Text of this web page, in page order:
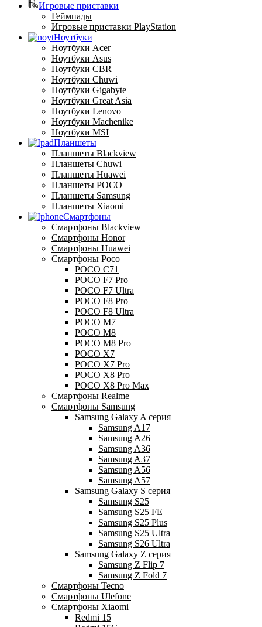
Игровые приставки
Геймпады
Игровые приставки PlayStation
Ноутбуки
Ноутбуки Acer
Ноутбуки Asus
Ноутбуки CBR
Ноутбуки Chuwi
Ноутбуки Gigabyte
Ноутбуки Great Asia
Ноутбуки Lenovo
Ноутбуки Machenike
Ноутбуки MSI
Планшеты
Планшеты Blackview
Планшеты Chuwi
Планшеты Huawei
Планшеты POCO
Планшеты Samsung
Планшеты Xiaomi
Смартфоны
Смартфоны Blackview
Смартфоны Honor
Смартфоны Huawei
Смартфоны Poco
POCO C71
POCO F7 Pro
POCO F7 Ultra
POCO F8 Pro
POCO F8 Ultra
POCO M7
POCO M8
POCO M8 Pro
POCO X7
POCO X7 Pro
POCO X8 Pro
POCO X8 Pro Max
Смартфоны Realme
Смартфоны Samsung
Samsung Galaxy A серия
Samsung A17
Samsung A26
Samsung A36
Samsung A37
Samsung A56
Samsung A57
Samsung Galaxy S серия
Samsung S25
Samsung S25 FE
Samsung S25 Plus
Samsung S25 Ultra
Samsung S26 Ultra
Samsung Galaxy Z серия
Samsung Z Flip 7
Samsung Z Fold 7
Смартфоны Tecno
Смартфоны Ulefone
Смартфоны Xiaomi
Redmi 15